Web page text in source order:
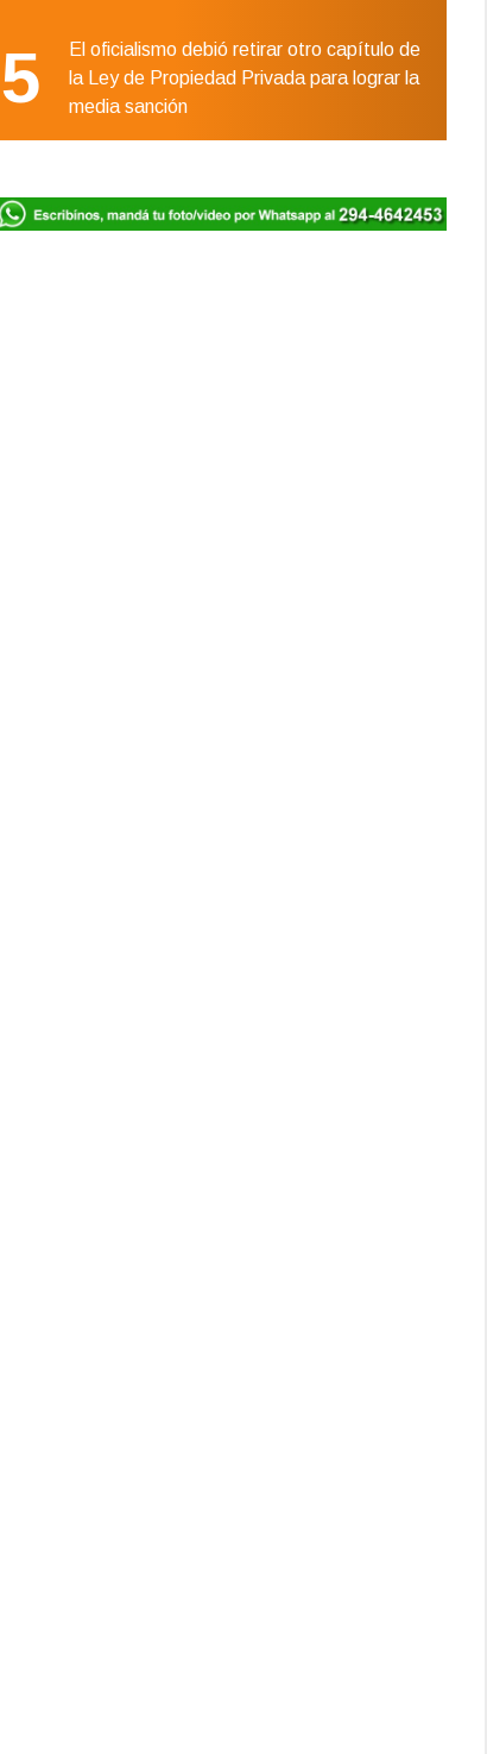
5
El oficialismo debió retirar otro capítulo de
la Ley de Propiedad Privada para lograr la
media sanción